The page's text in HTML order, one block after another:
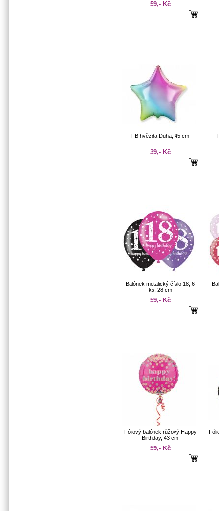
59,- Kč
FB hvězda Duha, 45 cm
39,- Kč
Balónek metalický číslo 18, 6
ks, 28 cm
59,- Kč
Fóliový balónek růžový Happy
Birthday, 43 cm
59,- Kč